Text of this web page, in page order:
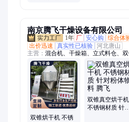
南京腾飞干燥设备有限公司
1年 厂 安心购 综合体
出价迅速
真实性已核验 河北唐山
主营： 混合机、干燥箱、立式料仓、
式干燥机、粉末搅拌机、隧道式烘箱
机、热风循环烘箱、真空恒温干燥机
衣机、包衣机
双锥烘干机 不锈
双锥真空烘干机
不锈钢材质 针